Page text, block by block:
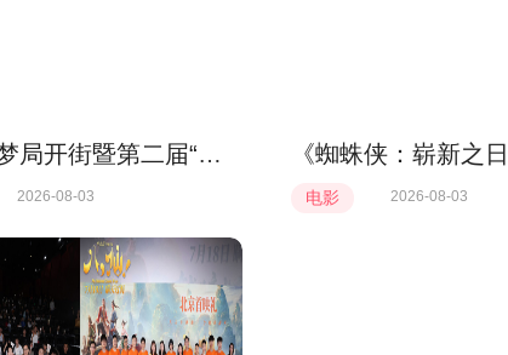
1992造梦局开街暨第二届“中子星·小说月报影视改编价值潜力榜”发布会在盐城举行
2026-08-03 电影 2026-08-03